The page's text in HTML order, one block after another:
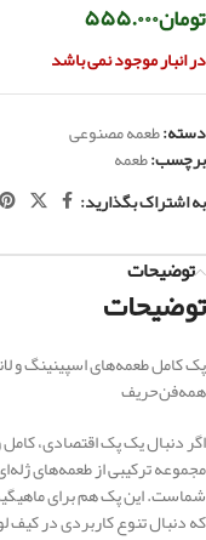
تومان۵۵۵.۰۰۰
در انبار موجود نمی باشد
دسته:طعمه مصنوعی
برچسب:طعمه
به اشتراک بگذارید:
توضیحات
توضیحات
همه‌فن‌حریف
اگر دنبال یک پک اقتصادی،
مجموعه ترکیبی از طعمه‌های
شماست. این پک هم برای
که دنبال تنوع کاربردی در کیف